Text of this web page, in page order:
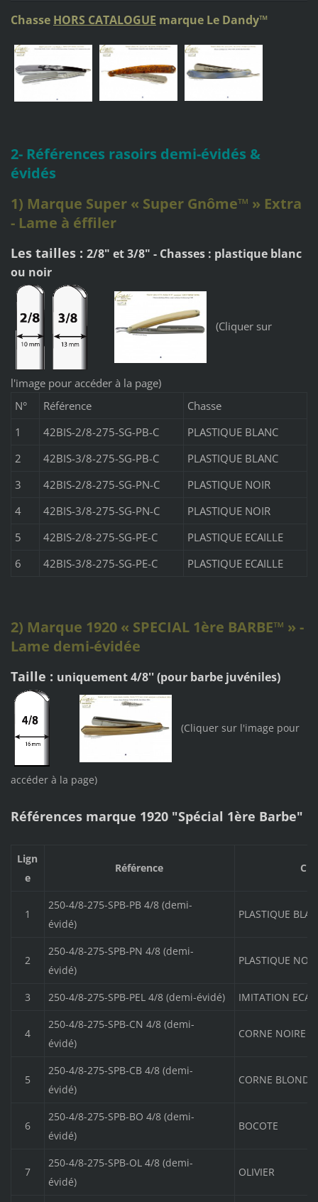
Chasse HORS CATALOGUE marque Le Dandy™
2- Références rasoirs demi-évidés &
évidés
1) Marque Super « Super Gnôme™ » Extra
- Lame à éffiler
Les tailles : 2/8" et 3/8" - Chasses : plastique blanc
ou noir
(Cliquer sur
l'image pour accéder à la page)
N°
Référence
Chasse
1
42BIS-2/8-275-SG-PB-C
PLASTIQUE BLANC
2
42BIS-3/8-275-SG-PB-C
PLASTIQUE BLANC
3
42BIS-2/8-275-SG-PN-C
PLASTIQUE NOIR
4
42BIS-3/8-275-SG-PN-C
PLASTIQUE NOIR
5
42BIS-2/8-275-SG-PE-C
PLASTIQUE ECAILLE
6
42BIS-3/8-275-SG-PE-C PLASTIQUE ECAILLE
2) Marque 1920 « SPECIAL 1ère BARBE™ » -
Lame demi-évidée
Taille : uniquement 4/8'' (pour barbe juvéniles)
(Cliquer sur l'image pour
accéder à la page)
Références marque 1920 "Spécial 1ère Barbe"
Lign
e
Référence
1
250-4/8-275-SPB-PB 4/8 (demi-
évidé)
PLASTIQUE
2
250-4/8-275-SPB-PN 4/8 (demi-
évidé)
PLASTIQUE NOIR
3 250-4/8-275-SPB-PEL 4/8 (demi-évidé) IMITATION
4
250-4/8-275-SPB-CN 4/8 (demi-
évidé)
CORNE NOIRE
5
250-4/8-275-SPB-CB 4/8 (demi-
évidé)
CORNE BLONDE
6
250-4/8-275-SPB-BO 4/8 (demi-
évidé)
BOCOTE
7
250-4/8-275-SPB-OL 4/8 (demi-
évidé)
OLIVIER